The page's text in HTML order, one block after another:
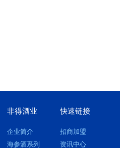
非得酒业
企业简介
海参酒系列
快速链接
招商加盟
资讯中心